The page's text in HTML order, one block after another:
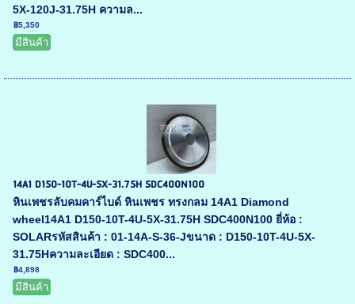
5X-120J-31.75H ความล...
฿5,350
มีสินค้า
14A1 D150-10T-4U-5X-31.75H SDC400N100
หินเพชรลับคมคาร์ไบด์ หินเพชร ทรงกลม 14A1 Diamond
wheel14A1 D150-10T-4U-5X-31.75H SDC400N100 ยี่ห้อ :
SOLARรหัสสินค้า : 01-14A-S-36-Jขนาด : D150-10T-4U-5X-
31.75Hความละเอียด : SDC400...
฿4,898
มีสินค้า